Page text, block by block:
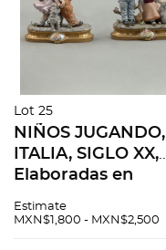
Lot 25
NIÑOS JUGANDO,
ITALIA, SIGLO XX,
Elaboradas en
policromada.
Estimate
MXN$1,800 - MXN$2,500